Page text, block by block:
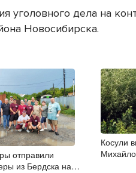
уголовного дела на
Новосибирска.
отправили
из Бердска на
Косули